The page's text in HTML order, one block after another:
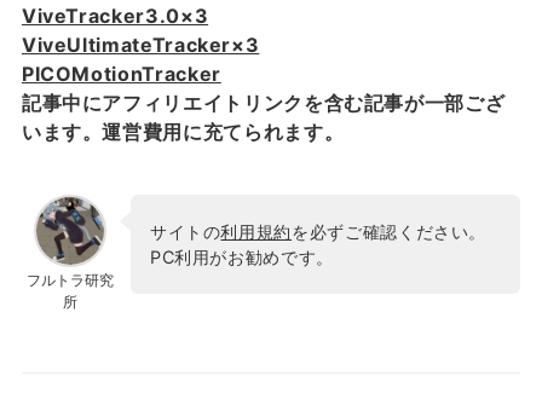
ViveTracker3.0×3
ViveUltimateTracker×3
PICOMotionTracker
記事中にアフィリエイトリンクを含む記事が一部ござ
います。運営費用に充てられます。
フルトラ研究
所
サイトの利用規約を必ずご確認ください。
PC利用がお勧めです。